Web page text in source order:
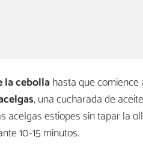
la cebollahasta que
, una cucharada de
acelgas estíopes sin tapar la
10-15 minutos.